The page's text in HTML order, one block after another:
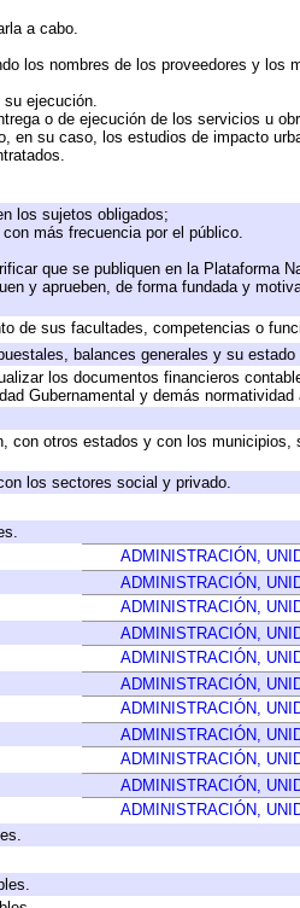
a cabo.
los nombres de los proveedores y los
ejecución.
o de ejecución de los servicios u
en su caso, los estudios de impacto
los sujetos obligados;
más frecuencia por el público.
que se publiquen en la Plataforma
y aprueben, de forma fundada y
de sus facultades, competencias o
balances generales y su estado
los documentos financieros
Gubernamental y demás normatividad
otros estados y con los municipios,
los sectores social y privado.
ADMINISTRACIÓN,
ADMINISTRACIÓN,
ADMINISTRACIÓN,
ADMINISTRACIÓN,
ADMINISTRACIÓN,
ADMINISTRACIÓN,
ADMINISTRACIÓN,
ADMINISTRACIÓN,
ADMINISTRACIÓN,
ADMINISTRACIÓN,
ADMINISTRACIÓN,